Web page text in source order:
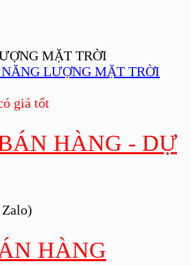
MẶT TRỜI
LƯỢNG MẶT TRỜI
giá tốt
HÀNG - DỰ
HÀNG